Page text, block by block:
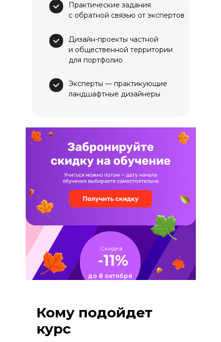
Практические задания
с обратной связью от экспертов
Дизайн-проекты частной
и общественной территории
для портфолио
Эксперты — практикующие
ландшафтные дизайнеры
Скидка
до 8 октября
-11%
Кому подойдет
курс